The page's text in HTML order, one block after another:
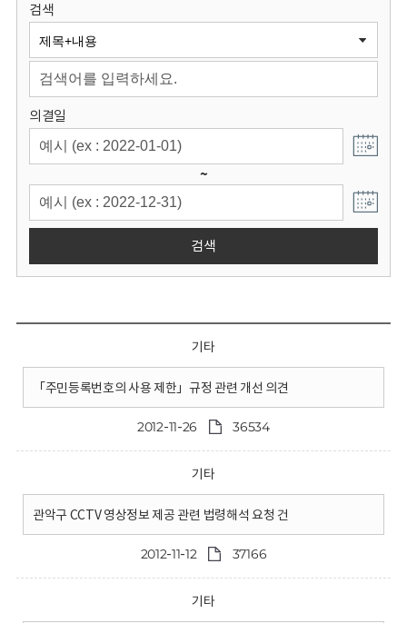
원
회
검색
의결일
~
검색
기타
「주민등록번호의 사용 제한」규정 관련 개선 의견
2012-11-26 36534
기타
관악구 CCTV 영상정보 제공 관련 법령해석 요청 건
2012-11-12 37166
기타